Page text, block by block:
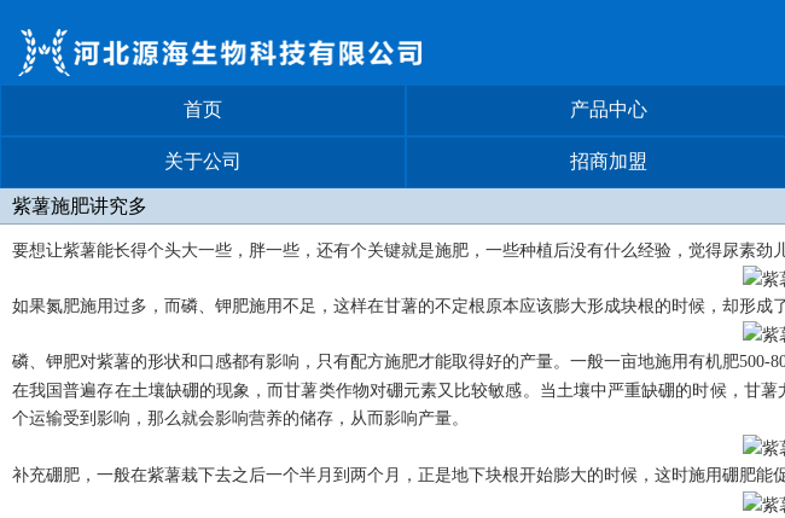
首页 产品中心
关于公司 招商加盟
紫薯施肥讲究多
要想让紫薯能长得个头大一些，胖一些，还有个关键就是施肥，一些种植后没有什么经验，觉得尿素
如果氮肥施用过多，而磷、钾肥施用不足，这样在甘薯的不定根原本应该膨大形成块根的时候，却形
磷、钾肥对紫薯的形状和口感都有影响，只有配方施肥才能取得好的产量。一般一亩地施用有机肥500-
在我国普遍存在土壤缺硼的现象，而甘薯类作物对硼元素又比较敏感。当土壤中严重缺硼的时候，甘
个运输受到影响，那么就会影响营养的储存，从而影响产量。
补充硼肥，一般在紫薯栽下去之后一个半月到两个月，正是地下块根开始膨大的时候，这时施用硼肥能